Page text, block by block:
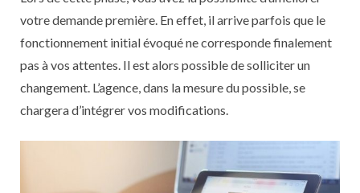
votre demande première. En effet, il arrive parfois que le
fonctionnement initial évoqué ne corresponde finalement
pas à vos attentes. Il est alors possible de solliciter un
changement. L’agence, dans la mesure du possible, se
chargera d’intégrer vos modifications.